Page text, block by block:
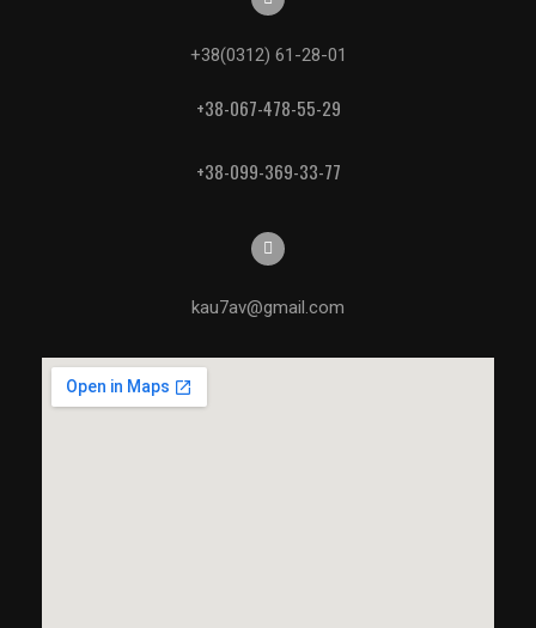
+38(0312) 61-28-01
+38-067-478-55-29
+38-099-369-33-77
kau7av@gmail.com